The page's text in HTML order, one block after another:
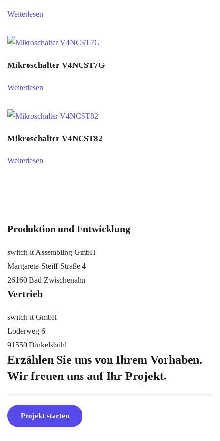
Weiterlesen
Mikroschalter V4NCST7G
Weiterlesen
Mikroschalter V4NCST82
Weiterlesen
Produktion und Entwicklung
switch-it Assembling GmbH
Margarete-Steiff-Straße 4
26160 Bad Zwischenahn
Vertrieb
switch-it GmbH
Loderweg 6
91550 Dinkelsbühl
Erzählen Sie uns von Ihrem Vorhaben.
Wir freuen uns auf Ihr Projekt.
Projekt starten